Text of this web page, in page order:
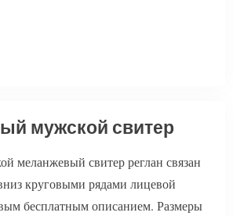
мужской свитер
меланжевый свитер реглан связан
круговыми рядами лицевой
бесплатным описанием. Размеры